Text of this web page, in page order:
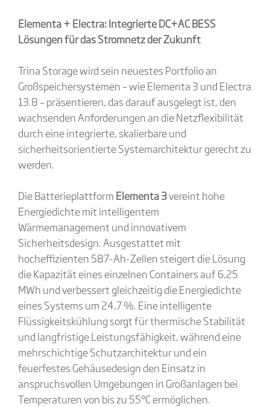
Elementa + Electra: Integrierte DC+AC BESS
Lösungen für das Stromnetz der Zukunft
Trina Storage wird sein neuestes Portfolio an
Großspeichersystemen – wie Elementa 3 und Electra
13.8 – präsentieren, das darauf ausgelegt ist, den
wachsenden Anforderungen an die Netzflexibilität
durch eine integrierte, skalierbare und
sicherheitsorientierte Systemarchitektur gerecht zu
werden.
Die Batterieplattform Elementa 3vereint hohe
Energiedichte mit intelligentem
Wärmemanagement und innovativem
Sicherheitsdesign. Ausgestattet mit
hocheffizienten 587-Ah-Zellen steigert die Lösung
die Kapazität eines einzelnen Containers auf 6,25
MWh und verbessert gleichzeitig die Energiedichte
eines Systems um 24,7 %. Eine intelligente
Flüssigkeitskühlung sorgt für thermische Stabilität
und langfristige Leistungsfähigkeit, während eine
mehrschichtige Schutzarchitektur und ein
feuerfestes Gehäusedesign den Einsatz in
anspruchsvollen Umgebungen in Großanlagen bei
Temperaturen von bis zu 55°C ermöglichen.